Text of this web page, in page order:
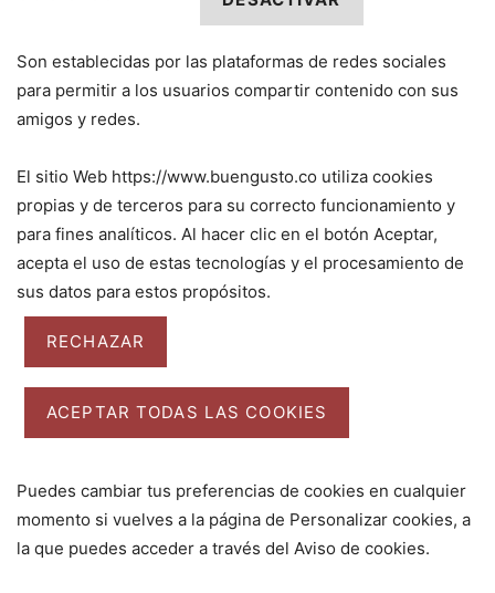
Son establecidas por las plataformas de redes sociales
para permitir a los usuarios compartir contenido con sus
amigos y redes.
El sitio Web https://www.buengusto.co utiliza cookies
propias y de terceros para su correcto funcionamiento y
para fines analíticos. Al hacer clic en el botón Aceptar,
acepta el uso de estas tecnologías y el procesamiento de
sus datos para estos propósitos.
RECHAZAR
ACEPTAR TODAS LAS COOKIES
Puedes cambiar tus preferencias de cookies en cualquier
momento si vuelves a la página de Personalizar cookies, a
la que puedes acceder a través del Aviso de cookies.